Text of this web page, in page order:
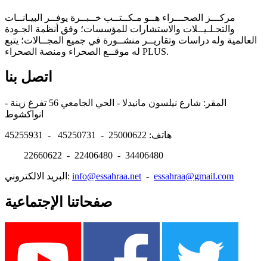
مركـــز الصحـــراء هــو مـكــتــب خــبــرة يوفــر البيـانــات
والتحـلـيــلات والاستشارات للمؤسسات؛ وفق أنظمة الجـودة
العالمية وله دراسات وتقاريــر منشــورة في جميع المجــالات؛ يتبع
له موقــع الصحراء ومنصة الصحراء PLUS.
اتصل بنا
المقر: شارع نيلسون مانيدلا - الحي الجامعي 56 تفرغ زينة -
هاتف: 25000622 - 45250731 - 45255931
22660622 - 22406480 - 34406480
البريد الالكتروني: info@essahraa.net - essahraa@gmail.com
صفحاتنا الإجتماعية